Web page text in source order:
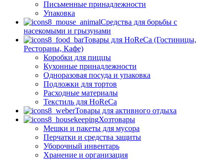
Письменные принадлежности
Упаковка
Средства для борьбы с
насекомыми и грызунами
Товары для HoReCa (Гостиницы,
Рестораны, Кафе)
Коробки для пиццы
Кухонные принадлежности
Одноразовая посуда и упаковка
Подложки для тортов
Расходные материалы
Текстиль для HoReCa
Товары для активного отдыха
Хозтовары
Мешки и пакеты для мусора
Перчатки и средства защиты
Уборочный инвентарь
Хранение и организация